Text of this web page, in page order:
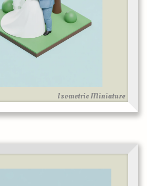
Isometric Miniature